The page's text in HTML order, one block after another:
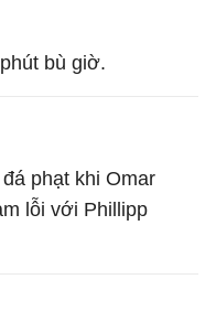
bù giờ.
phạt khi Omar
lỗi với Phillipp